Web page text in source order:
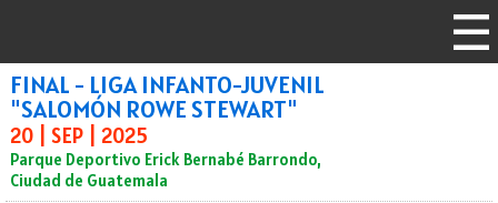
FINAL - LIGA INFANTO-JUVENIL
"SALOMÓN ROWE STEWART"
20 | SEP | 2025
Parque Deportivo Erick Bernabé Barrondo,
Ciudad de Guatemala